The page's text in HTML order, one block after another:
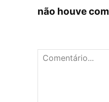
não houve